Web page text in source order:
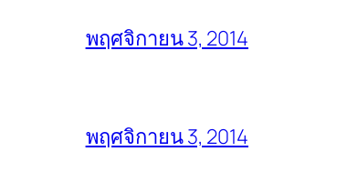
พฤศจิกายน 3, 2014
พฤศจิกายน 3, 2014